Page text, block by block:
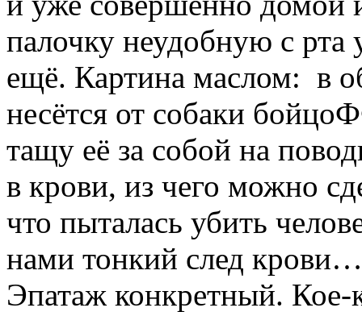
палочку неудобную с рта
ещё. Картина маслом: в
несётся от собаки
тащу её за собой на
в крови, из чего можно
что пыталась убить
нами тонкий след
Эпатаж конкретный.